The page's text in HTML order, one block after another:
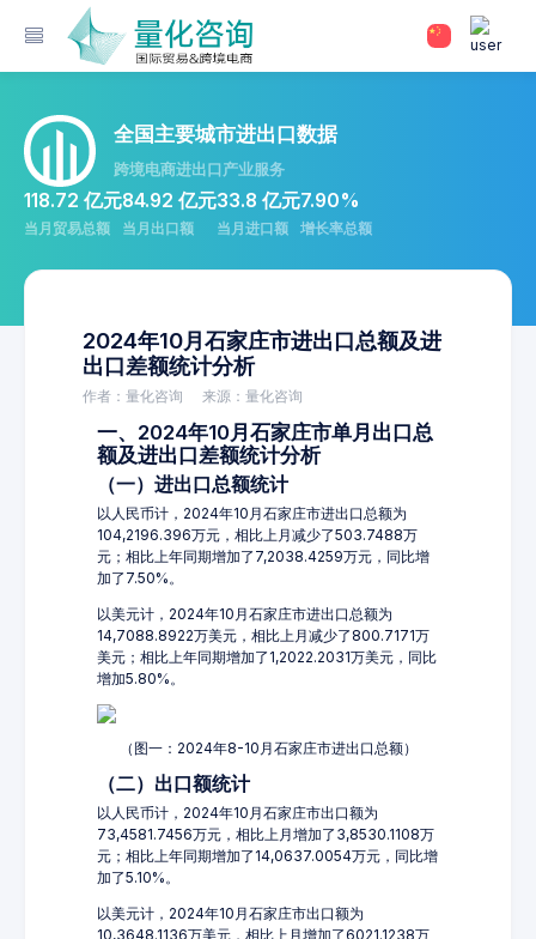
全国主要城市进出口数据
跨境电商进出口产业服务
118.72 亿元
当月贸易总额
84.92 亿元
当月出口额
33.8 亿元
当月进口额
7.90%
增长率总额
2024年10月石家庄市进出口总额及进
出口差额统计分析
作者：量化咨询 来源：量化咨询
一、2024年10月石家庄市单月出口总
额及进出口差额统计分析
（一）进出口总额统计
以人民币计，2024年10月石家庄市进出口总额为
104,2196.396万元，相比上月减少了503.7488万
元；相比上年同期增加了7,2038.4259万元，同比增
加了7.50%。
以美元计，2024年10月石家庄市进出口总额为
14,7088.8922万美元，相比上月减少了800.7171万
美元；相比上年同期增加了1,2022.2031万美元，同比
增加5.80%。
（图一：2024年8-10月石家庄市进出口总额）
（二）出口额统计
以人民币计，2024年10月石家庄市出口额为
73,4581.7456万元，相比上月增加了3,8530.1108万
元；相比上年同期增加了14,0637.0054万元，同比增
加了5.10%。
以美元计，2024年10月石家庄市出口额为
10,3648.1136万美元，相比上月增加了6021.1238万